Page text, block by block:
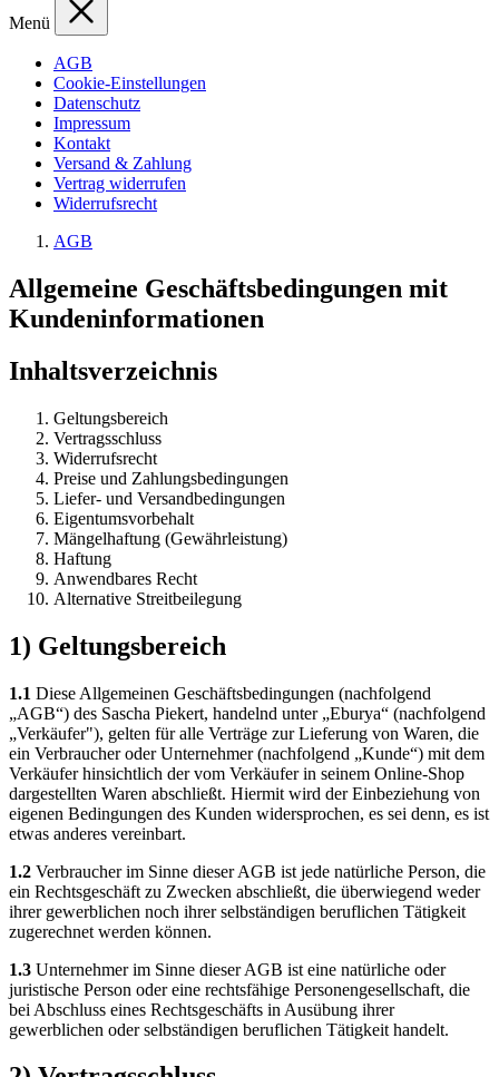
Menü
AGB
Cookie-Einstellungen
Datenschutz
Impressum
Kontakt
Versand & Zahlung
Vertrag widerrufen
Widerrufsrecht
AGB
Allgemeine Geschäftsbedingungen mit
Kundeninformationen
Inhaltsverzeichnis
Geltungsbereich
Vertragsschluss
Widerrufsrecht
Preise und Zahlungsbedingungen
Liefer- und Versandbedingungen
Eigentumsvorbehalt
Mängelhaftung (Gewährleistung)
Haftung
Anwendbares Recht
Alternative Streitbeilegung
1) Geltungsbereich
1.1 Diese Allgemeinen Geschäftsbedingungen (nachfolgend
„AGB“) des Sascha Piekert, handelnd unter „Eburya“ (nachfolgend
„Verkäufer"), gelten für alle Verträge zur Lieferung von Waren, die
ein Verbraucher oder Unternehmer (nachfolgend „Kunde“) mit dem
Verkäufer hinsichtlich der vom Verkäufer in seinem Online-Shop
dargestellten Waren abschließt. Hiermit wird der Einbeziehung von
eigenen Bedingungen des Kunden widersprochen, es sei denn, es ist
etwas anderes vereinbart.
1.2 Verbraucher im Sinne dieser AGB ist jede natürliche Person, die
ein Rechtsgeschäft zu Zwecken abschließt, die überwiegend weder
ihrer gewerblichen noch ihrer selbständigen beruflichen Tätigkeit
zugerechnet werden können.
1.3 Unternehmer im Sinne dieser AGB ist eine natürliche oder
juristische Person oder eine rechtsfähige Personengesellschaft, die
bei Abschluss eines Rechtsgeschäfts in Ausübung ihrer
gewerblichen oder selbständigen beruflichen Tätigkeit handelt.